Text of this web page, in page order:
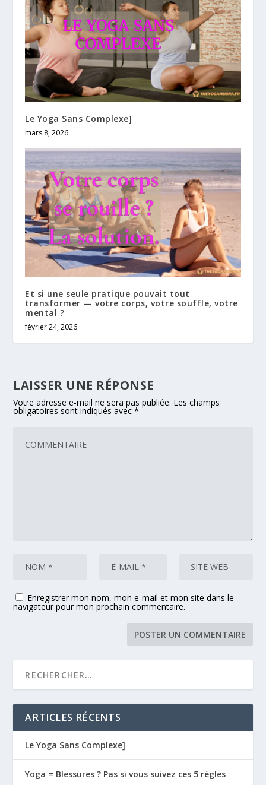
Le Yoga Sans Complexe]
mars 8, 2026
Et si une seule pratique pouvait tout
transformer — votre corps, votre souffle, votre
mental ?
février 24, 2026
LAISSER UNE RÉPONSE
Votre adresse e-mail ne sera pas publiée. Les champs
obligatoires sont indiqués avec*
Enregistrer mon nom, mon e-mail et mon site dans le
navigateur pour mon prochain commentaire.
ARTICLES RÉCENTS
Le Yoga Sans Complexe]
Yoga = Blessures ? Pas si vous suivez ces 5 règles